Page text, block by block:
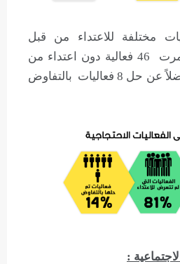
3 فعاليات مختلفة للاعتداء من قبل
الأجهزة الأمنية، فيما مرت 46 فعالية دون اعتداء من
قبل الأجهزة الأمنية، فضلاً عن حل 8 فعاليات بالتفاوض
: